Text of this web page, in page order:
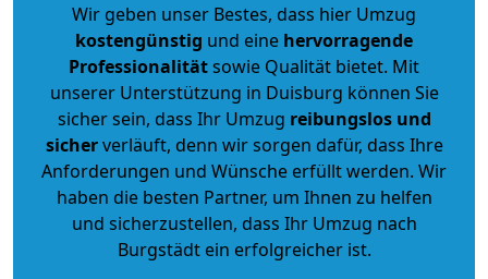
Wir geben unser Bestes, dass hier Umzug
kostengünstig und eine hervorragende
Professionalitätsowie Qualität bietet. Mit
unserer Unterstützung in Duisburg können Sie
sicher sein, dass Ihr Umzug reibungslos und
sicherverläuft, denn wir sorgen dafür, dass Ihre
Anforderungen und Wünsche erfüllt werden. Wir
haben die besten Partner, um Ihnen zu helfen
und sicherzustellen, dass Ihr Umzug nach
Burgstädt ein erfolgreicher ist.